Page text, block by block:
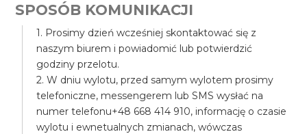
SPOSÓB KOMUNIKACJI
1. Prosimy dzień wcześniej skontaktować się z
naszym biurem i powiadomić lub potwierdzić
godziny przelotu.
2. W dniu wylotu, przed samym wylotem prosimy
telefoniczne, messengerem lub SMS wysłać na
numer telefonu+48 668 414 910, informację o czasie
wylotu i ewnetualnych zmianach, wówczas